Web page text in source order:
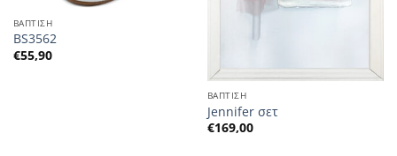
ΒΑΠΤΙΣΗ
BS3562
€55,90
ΒΑΠΤΙΣΗ
Jennifer σετ
€169,00